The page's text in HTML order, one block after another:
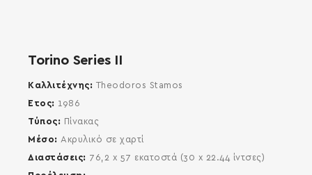
Torino Series II
Καλλιτέχνης
Theodoros Stamos
Έτος
1986
Τύπος
Πίνακας
Μέσο
Ακρυλικό σε χαρτί
Διαστάσεις
76,2 x 57 εκατοστά (30 x 22.44 ίντσες)